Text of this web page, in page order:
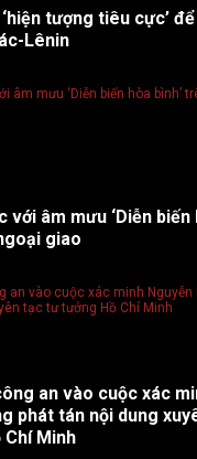
tượng tiêu cực’
Lênin
với âm mưu ‘Diễn biến
giao
an vào cuộc xác
phát tán nội dung
Chí Minh